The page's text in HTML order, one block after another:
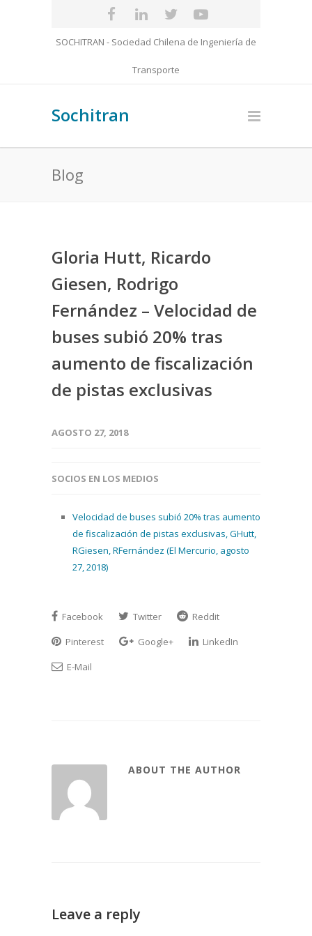
SOCHITRAN - Sociedad Chilena de Ingeniería de
Transporte
Sochitran
Blog
Gloria Hutt, Ricardo
Giesen, Rodrigo
Fernández – Velocidad de
buses subió 20% tras
aumento de fiscalización
de pistas exclusivas
AGOSTO 27, 2018
SOCIOS EN LOS MEDIOS
Velocidad de buses subió 20% tras aumento
de fiscalización de pistas exclusivas, GHutt,
RGiesen, RFernández (El Mercurio, agosto
27, 2018)
Facebook Twitter
Reddit
Pinterest
Google+
LinkedIn
E-Mail
ABOUT THE AUTHOR
Leave a reply